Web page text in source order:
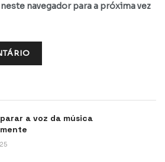
navegador para a próxima vez
a voz da música